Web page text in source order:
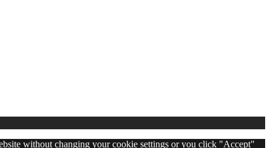
without changing your cookie settings or you click "Accept"